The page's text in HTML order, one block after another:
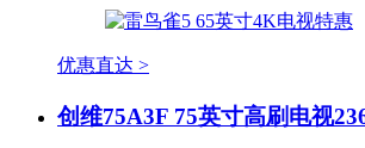
优惠直达 >
创维75A3F 75英寸高刷电视